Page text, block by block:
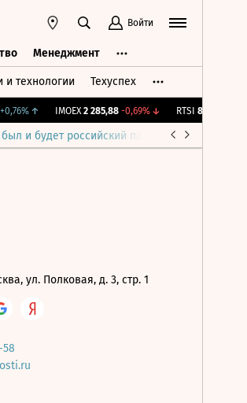
Войти
Менеджмент
и технологии Техуспех
↑ IMOEX 2 285,88 -0,69%↓ RTSI 884,56
и будет российский парламент
ул. Полковая, д. 3, стр. 1
58